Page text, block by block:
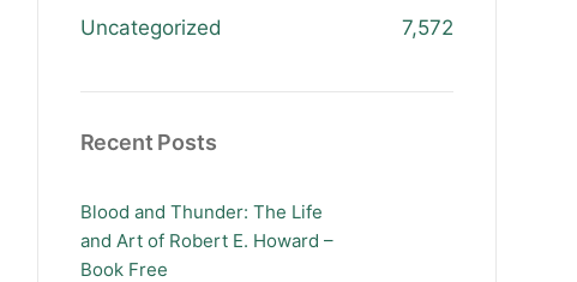
Uncategorized 7,572
Recent Posts
Blood and Thunder: The Life
and Art of Robert E. Howard –
Book Free